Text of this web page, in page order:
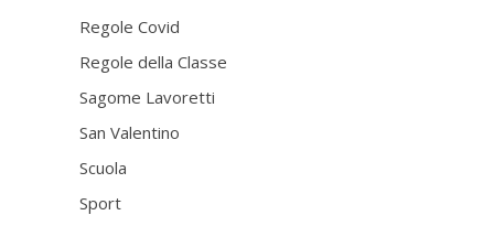
Regole Covid
Regole della Classe
Sagome Lavoretti
San Valentino
Scuola
Sport